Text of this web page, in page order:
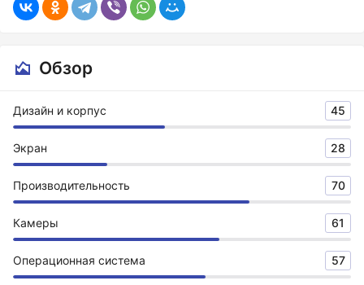
Обзор
Дизайн и корпус 45
Экран 28
Производительность 70
Камеры 61
Операционная система 57